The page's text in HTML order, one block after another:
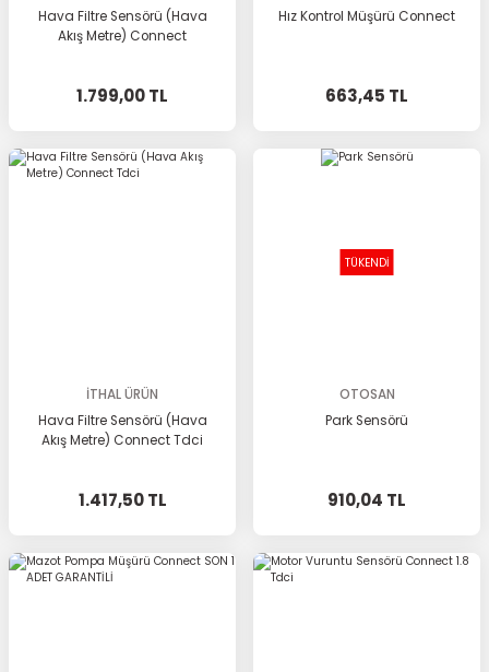
Hava Filtre Sensörü (Hava
Akış Metre) Connect
1.799,00 TL
Hız Kontrol Müşürü Connect
663,45 TL
İTHAL ÜRÜN
Hava Filtre Sensörü (Hava
Akış Metre) Connect Tdci
1.417,50 TL
TÜKENDİ
OTOSAN
Park Sensörü
910,04 TL